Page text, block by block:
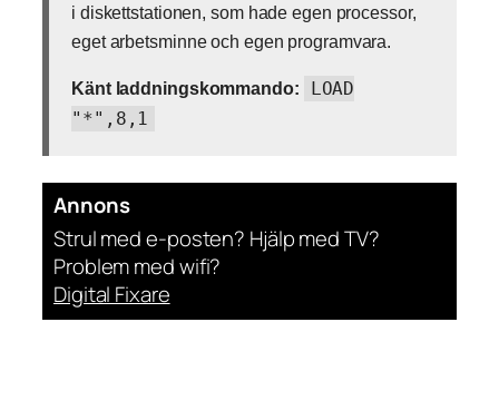
i diskettstationen, som hade egen processor,
eget arbetsminne och egen programvara.
Känt laddningskommando:
LOAD
"*",8,1
Annons
Strul med e-posten? Hjälp med TV?
Problem med wifi?
Digital Fixare